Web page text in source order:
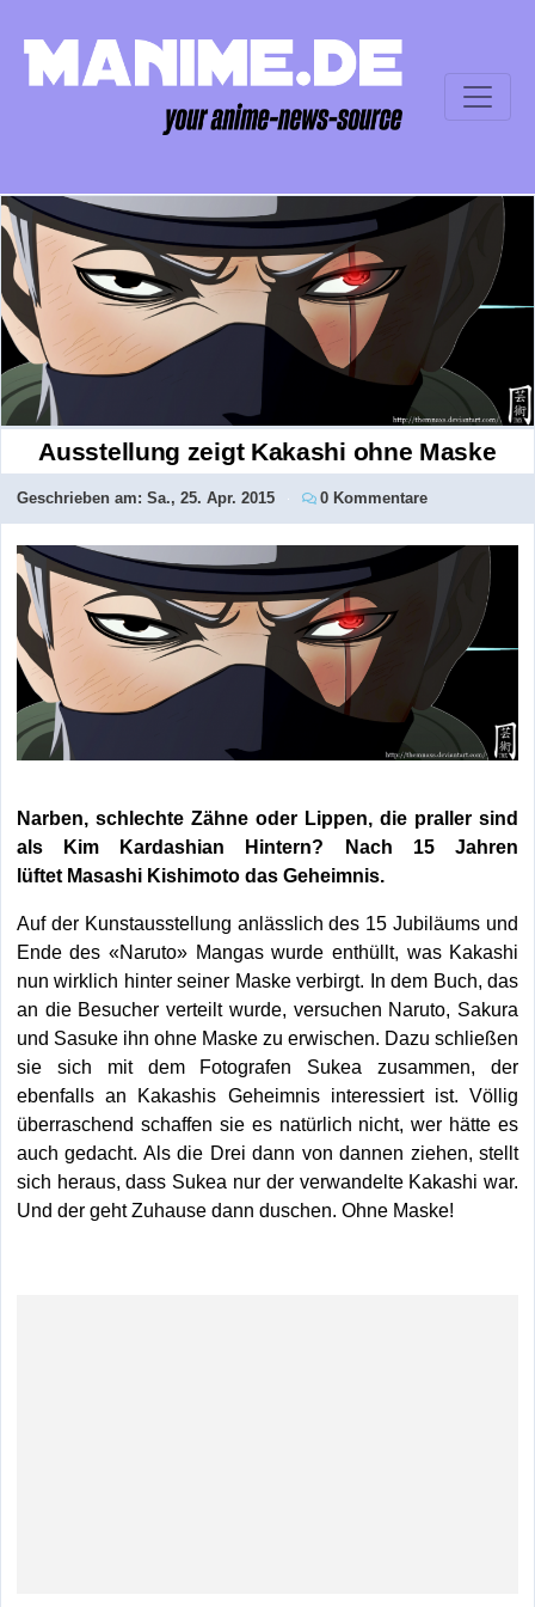
Ausstellung zeigt Kakashi ohne Maske
Geschrieben am: Sa., 25. Apr. 2015 0 Kommentare
Narben, schlechte Zähne oder Lippen, die praller sind
als Kim Kardashian Hintern? Nach 15 Jahren
lüftet Masashi Kishimoto das Geheimnis.
Auf der Kunstausstellung anlässlich des 15 Jubiläums und
Ende des «Naruto» Mangas wurde enthüllt, was Kakashi
nun wirklich hinter seiner Maske verbirgt. In dem Buch, das
an die Besucher verteilt wurde, versuchen Naruto, Sakura
und Sasuke ihn ohne Maske zu erwischen. Dazu schließen
sie sich mit dem Fotografen Sukea zusammen, der
ebenfalls an Kakashis Geheimnis interessiert ist. Völlig
überraschend schaffen sie es natürlich nicht, wer hätte es
auch gedacht. Als die Drei dann von dannen ziehen, stellt
sich heraus, dass Sukea nur der verwandelte Kakashi war.
Und der geht Zuhause dann duschen. Ohne Maske!